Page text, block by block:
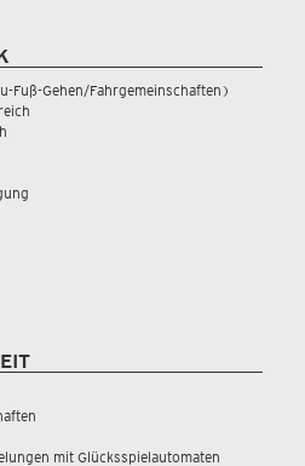
Fuß-Gehen/Fahrgemeinschaften)
mit Glücksspielautomaten